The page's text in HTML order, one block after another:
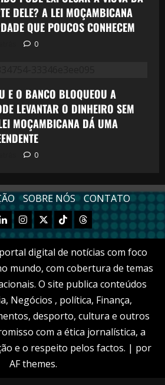
DELE? A LEI MOÇAMBICANA
QUE POUCOS CONHECEM
0
E O BANCO BLOQUEOU A
LEVANTAR O DINHEIRO SEM
MOÇAMBICANA DÁ UMA
0
SOBRE NÓS CONTATO
Instagram
X TikTokThreads
digital de notícias com foco
mundo, com cobertura de temas
O site publica conteúdos
Negócios , política, Finança,
desporto, cultura e outros
com a ética jornalística, a
e o respeito pelos factos. | por
AF themes.